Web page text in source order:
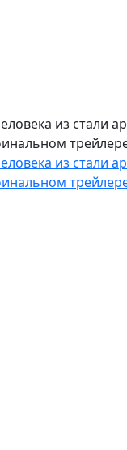
из стали
из стали